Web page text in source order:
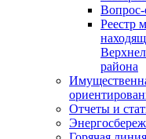
Вопрос-
Реестр
района
Отчеты и